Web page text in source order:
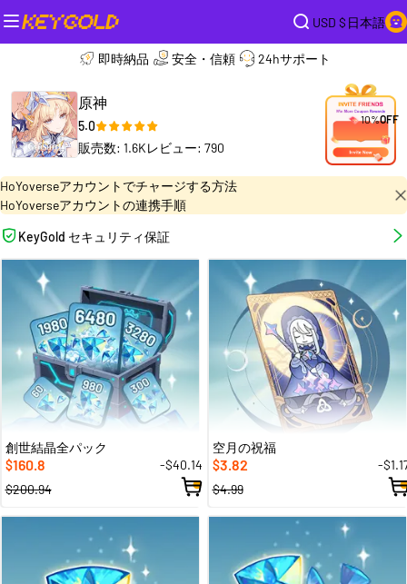
USD $ 日本語
即時納品 安全・信頼 24hサポート
原神
5.0
販売数: 1.6Kレビュー: 790
10%OFF
HoYoverseアカウントでチャージする方法
HoYoverseアカウントの連携手順
KeyGold セキュリティ保証
創世結晶全パック
$160.8
-$40.14
$200.94
空月の祝福
$3.82
-
$4.99